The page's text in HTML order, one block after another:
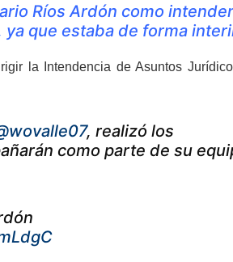
Ríos Ardón como
que estaba de forma
la Intendencia de Asuntos
, realizó los
como parte de su